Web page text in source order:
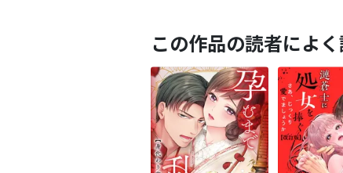
この作品の読者によ